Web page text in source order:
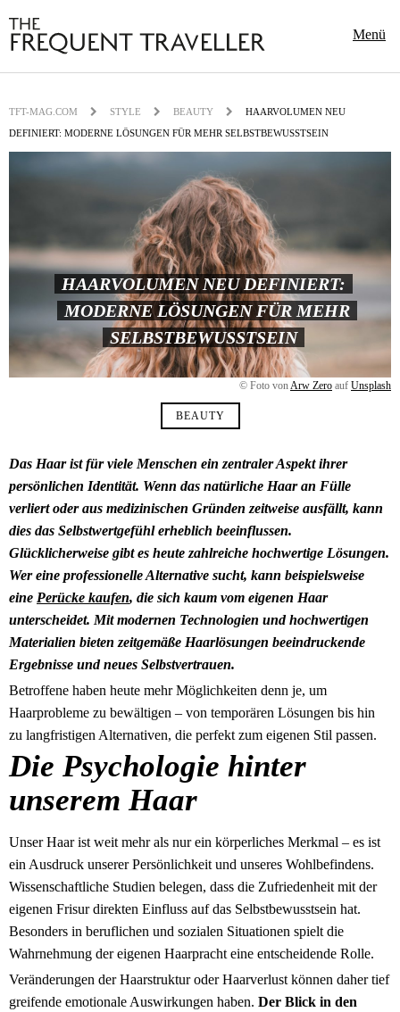
Menü
TFT-MAG.COM STYLE BEAUTY
HAARVOLUMEN NEU
DEFINIERT: MODERNE LÖSUNGEN FÜR MEHR SELBSTBEWUSSTSEIN
HAARVOLUMEN NEU DEFINIERT:
MODERNE LÖSUNGEN FÜR MEHR
SELBSTBEWUSSTSEIN
© Foto vonArw Zero auf Unsplash
BEAUTY
Das Haar ist für viele Menschen ein zentraler Aspekt ihrer
persönlichen Identität. Wenn das natürliche Haar an Fülle
verliert oder aus medizinischen Gründen zeitweise ausfällt, kann
dies das Selbstwertgefühl erheblich beeinflussen.
Glücklicherweise gibt es heute zahlreiche hochwertige Lösungen.
Wer eine professionelle Alternative sucht, kann beispielsweise
eine Perücke kaufen, die sich kaum vom eigenen Haar
unterscheidet. Mit modernen Technologien und hochwertigen
Materialien bieten zeitgemäße Haarlösungen beeindruckende
Ergebnisse und neues Selbstvertrauen.
Betroffene haben heute mehr Möglichkeiten denn je, um
Haarprobleme zu bewältigen – von temporären Lösungen bis hin
zu langfristigen Alternativen, die perfekt zum eigenen Stil passen.
Die Psychologie hinter
unserem Haar
Unser Haar ist weit mehr als nur ein körperliches Merkmal – es ist
ein Ausdruck unserer Persönlichkeit und unseres Wohlbefindens.
Wissenschaftliche Studien belegen, dass die Zufriedenheit mit der
eigenen Frisur direkten Einfluss auf das Selbstbewusstsein hat.
Besonders in beruflichen und sozialen Situationen spielt die
Wahrnehmung der eigenen Haarpracht eine entscheidende Rolle.
Veränderungen der Haarstruktur oder Haarverlust können daher tief
greifende emotionale Auswirkungen haben. Der Blick in den